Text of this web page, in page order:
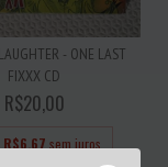
- ONE LAST
FIXXX CD
R$20,00
R$6,67 sem juros